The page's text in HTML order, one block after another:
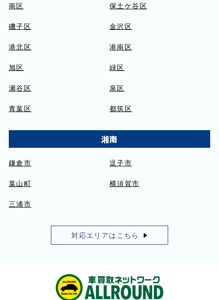
南区 保土ケ谷区
磯子区 金沢区
港北区 港南区
旭区 緑区
瀬谷区 泉区
青葉区 都筑区
湘南
鎌倉市 逗子市
葉山町 横須賀市
三浦市
対応エリアはこちら